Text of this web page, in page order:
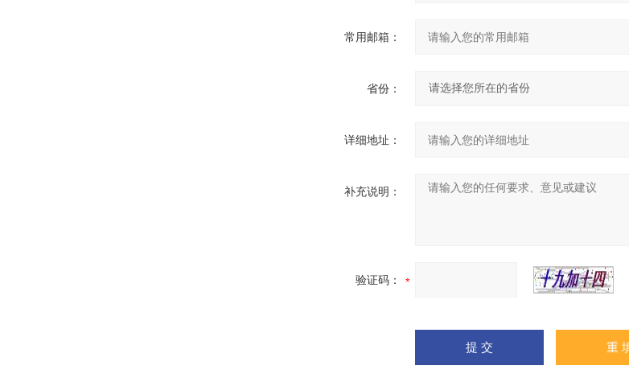
常用邮箱：
省份：
详细地址：
补充说明：
验证码：